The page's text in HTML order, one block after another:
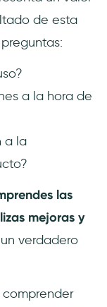
de esta
a la hora de
a la
las
mejoras y
verdadero
comprender